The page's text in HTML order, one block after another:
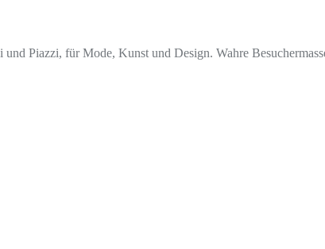
und Piazzi, für Mode, Kunst und Design. Wahre